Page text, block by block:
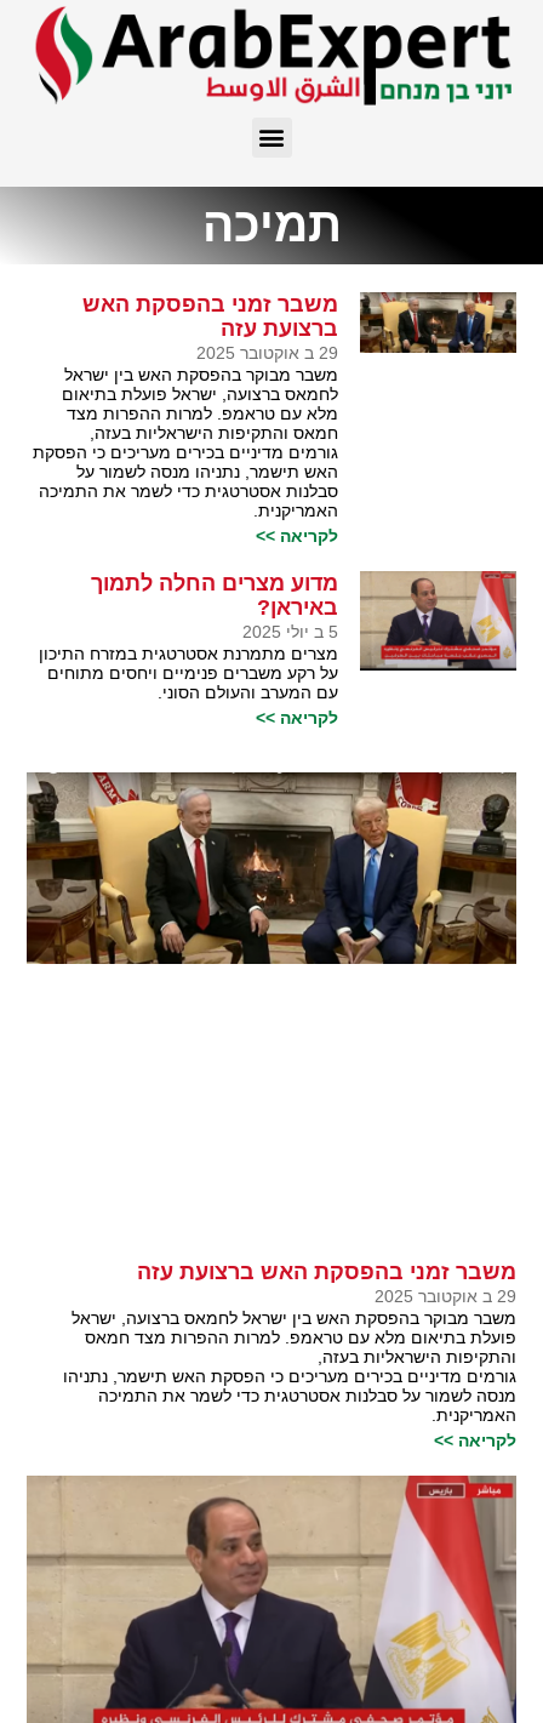
תמיכה
משבר זמני בהפסקת האש
ברצועת עזה
29 ב אוקטובר 2025
משבר מבוקר בהפסקת האש בין ישראל
לחמאס ברצועה, ישראל פועלת בתיאום
מלא עם טראמפ. למרות ההפרות מצד
חמאס והתקיפות הישראליות בעזה,
גורמים מדיניים בכירים מעריכים כי הפסקת
האש תישמר, נתניהו מנסה לשמור על
סבלנות אסטרטגית כדי לשמר את התמיכה
האמריקנית.
לקריאה >>
מדוע מצרים החלה לתמוך
באיראן?
5 ב יולי 2025
מצרים מתמרנת אסטרטגית במזרח התיכון
על רקע משברים פנימיים ויחסים מתוחים
עם המערב והעולם הסוני.
לקריאה >>
משבר זמני בהפסקת האש ברצועת עזה
29 ב אוקטובר 2025
משבר מבוקר בהפסקת האש בין ישראל לחמאס ברצועה, ישראל
פועלת בתיאום מלא עם טראמפ. למרות ההפרות מצד חמאס
והתקיפות הישראליות בעזה,
גורמים מדיניים בכירים מעריכים כי הפסקת האש תישמר, נתניהו
מנסה לשמור על סבלנות אסטרטגית כדי לשמר את התמיכה
האמריקנית.
לקריאה >>